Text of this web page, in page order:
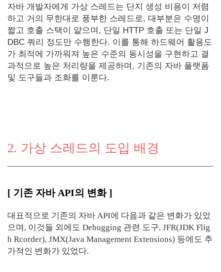
자바 개발자에게 가상 스레드는 단지 생성 비용이 저렴
하고 거의 무한대로 풍부한 스레드로, 대부분은 수명이
짧고 호출 스택이 얕으며, 단일 HTTP 호출 또는 단일 J
DBC 쿼리 정도만 수행한다. 이를 통해 하드웨어 활용도
가 최적에 가까워져 높은 수준의 동시성을 구현하고 결
과적으로 높은 처리량을 제공하며, 기존의 자바 플랫폼
및 도구들과 조화를 이룬다.
2. 가상 스레드의 도입 배경
[ 기존 자바 API의 변화 ]
대표적으로 기존의 자바 API에 다음과 같은 변화가 있었
으며, 이것들 외에도 Debugging 관련 도구, JFR(JDK Flig
h Rcorder), JMX(Java Management Extensions) 등에도 추
가적인 변화가 있었다.